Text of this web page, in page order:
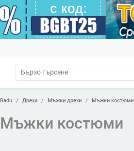
Badu Дрехи Мъжки дрехи Мъжки костюми
Мъжки костюми